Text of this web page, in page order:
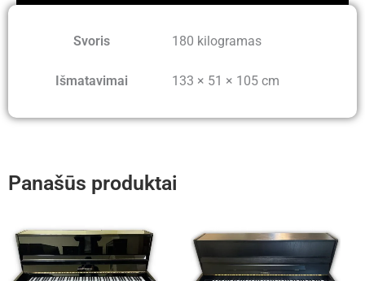
Svoris 180 kilogramas
Išmatavimai 133 × 51 × 105 cm
Panašūs produktai